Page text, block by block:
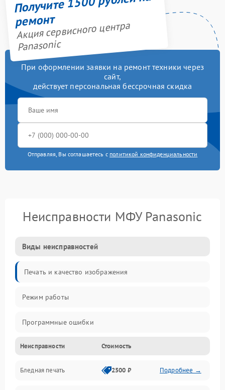
ремонт
Акция сервисного центра
Panasonic
При оформлении заявки на ремонт техники через
сайт,
действует персональная бессрочная скидка
Отправляя, Вы соглашаетесь с политикой конфиденциальности
Неисправности МФУ Panasonic
Виды неисправностей
Печать и качество изображения
Режим работы
Программные ошибки
Картриджи и расходники
Сканер и копирование
Неисправности Стоимость
Бледная печать 2500 ₽ Подробнее →